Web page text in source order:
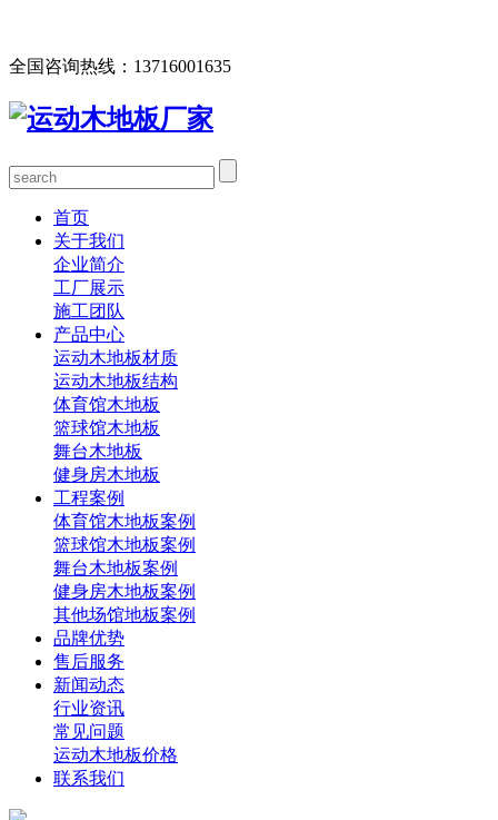
全国咨询热线： 13716001635
首页
关于我们
企业简介
工厂展示
施工团队
产品中心
运动木地板材质
运动木地板结构
体育馆木地板
篮球馆木地板
舞台木地板
健身房木地板
工程案例
体育馆木地板案例
篮球馆木地板案例
舞台木地板案例
健身房木地板案例
其他场馆地板案例
品牌优势
售后服务
新闻动态
行业资讯
常见问题
运动木地板价格
联系我们